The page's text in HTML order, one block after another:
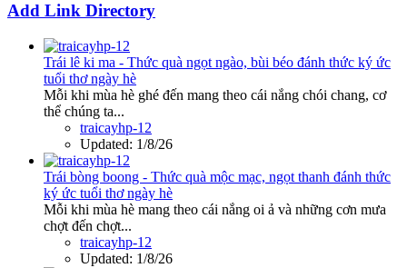
Add Link Directory
Trái lê ki ma - Thức quà ngọt ngào, bùi béo đánh thức ký ức
tuổi thơ ngày hè
Mỗi khi mùa hè ghé đến mang theo cái nắng chói chang, cơ
thể chúng ta...
traicayhp-12
Updated: 1/8/26
Trái bòng boong - Thức quà mộc mạc, ngọt thanh đánh thức
ký ức tuổi thơ ngày hè
Mỗi khi mùa hè mang theo cái nắng oi ả và những cơn mưa
chợt đến chợt...
traicayhp-12
Updated: 1/8/26